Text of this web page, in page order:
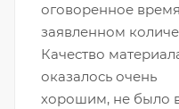
оговоренное
заявленном
Качество
оказалось очень
хорошим, не было